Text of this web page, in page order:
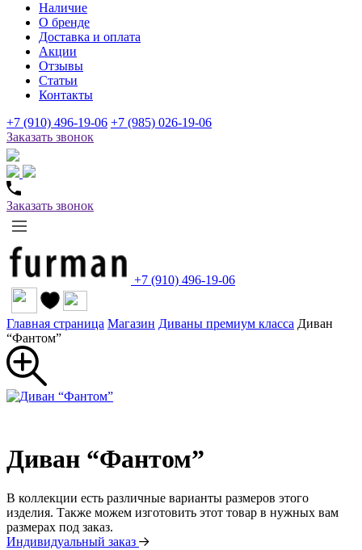
Наличие
О бренде
Доставка и оплата
Акции
Отзывы
Статьи
Контакты
+7 (910) 496-19-06 +7 (985) 026-19-06
Заказать звонок
Заказать звонок
+7 (910) 496-19-06
Главная страница Магазин Диваны премиум класса Диван
“Фантом”
Диван “Фантом”
В коллекции есть различные варианты размеров этого
изделия. Также можем изготовить этот товар в нужных вам
размерах под заказ.
Индивидуальный заказ